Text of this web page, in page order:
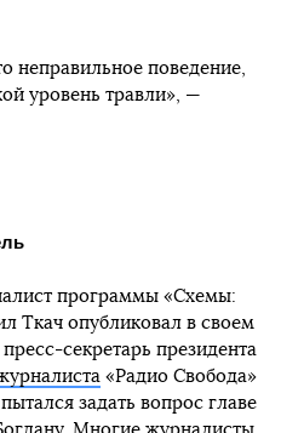
неправильное поведение,
уровень травли», —
программы «Схемы:
Ткач опубликовал в своем
секретарь президента
«Радио Свобода»
задать вопрос главе